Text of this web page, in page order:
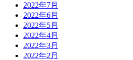
2022年7月
2022年6月
2022年5月
2022年4月
2022年3月
2022年2月